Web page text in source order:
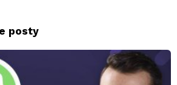
posty